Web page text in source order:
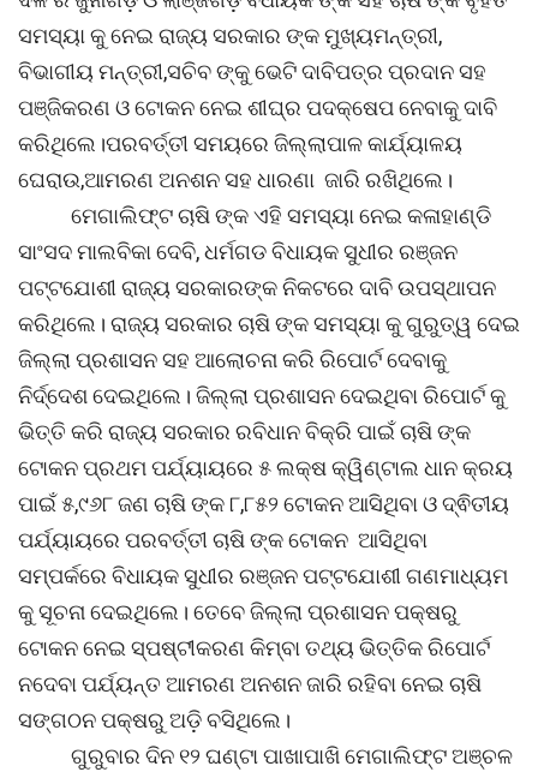
ସମସ୍ୟା କୁ ନେଇ ରାଜ୍ୟ ସରକାର ଙ୍କ ମୁଖ୍ୟମନ୍ତ୍ରୀ,
ବିଭାଗୀୟ ମନ୍ତ୍ରୀ,ସଚିବ ଙ୍କୁ ଭେଟି ଦାବିପତ୍ର ପ୍ରଦାନ ସହ
ପଞ୍ଜିକରଣ ଓ ଟୋକନ ନେଇ ଶୀଘ୍ର ପଦକ୍ଷେପ ନେବାକୁ ଦାବି
କରିଥିଲେ।ପରବର୍ତ୍ତୀ ସମୟରେ ଜିଲ୍ଲାପାଳ କାର୍ଯ୍ୟାଳୟ
ଘେରାଉ,ଆମରଣ ଅନଶନ ସହ ଧାରଣା ଜାରି ରଖିଥିଲେ।
ମେଗାଲିଫ୍ଟ ଚାଷି ଙ୍କ ଏହି ସମସ୍ୟା ନେଇ କଳାହାଣ୍ଡି
ସାଂସଦ ମାଲବିକା ଦେବି, ଧର୍ମଗଡ ବିଧାୟକ ସୁଧୀର ରଞ୍ଜନ
ପଟ୍ଟଯୋଶୀ ରାଜ୍ୟ ସରକାରଙ୍କ ନିକଟରେ ଦାବି ଉପସ୍ଥାପନ
କରିଥିଲେ। ରାଜ୍ୟ ସରକାର ଚାଷି ଙ୍କ ସମସ୍ୟା କୁ ଗୁରୁତ୍ୱ ଦେଇ
ଜିଲ୍ଲା ପ୍ରଶାସନ ସହ ଆଲୋଚନା କରି ରିପୋର୍ଟ ଦେବାକୁ
ନିର୍ଦ୍ଦେଶ ଦେଇଥିଲେ। ଜିଲ୍ଲା ପ୍ରଶାସନ ଦେଇଥିବା ରିପୋର୍ଟ କୁ
ଭିତ୍ତି କରି ରାଜ୍ୟ ସରକାର ରବିଧାନ ବିକ୍ରି ପାଇଁ ଚାଷି ଙ୍କ
ଟୋକନ ପ୍ରଥମ ପର୍ଯ୍ୟାୟରେ ୫ ଲକ୍ଷ କ୍ୱିଣ୍ଟାଲ ଧାନ କ୍ରୟ
ପାଇଁ ୫,୯୬୮ ଜଣ ଚାଷି ଙ୍କ ୮,୮୫୨ ଟୋକନ ଆସିଥିବା ଓ ଦ୍ଵିତୀୟ
ପର୍ଯ୍ୟାୟରେ ପରବର୍ତ୍ତୀ ଚାଷି ଙ୍କ ଟୋକନ ଆସିଥିବା
ସମ୍ପର୍କରେ ବିଧାୟକ ସୁଧୀର ରଞ୍ଜନ ପଟ୍ଟଯୋଶୀ ଗଣମାଧ୍ୟମ
କୁ ସୂଚନା ଦେଇଥିଲେ। ତେବେ ଜିଲ୍ଲା ପ୍ରଶାସନ ପକ୍ଷରୁ
ଟୋକନ ନେଇ ସ୍ପଷ୍ଟୀକରଣ କିମ୍ବା ତଥ୍ୟ ଭିତ୍ତିକ ରିପୋର୍ଟ
ନଦେବା ପର୍ଯ୍ୟନ୍ତ ଆମରଣ ଅନଶନ ଜାରି ରହିବା ନେଇ ଚାଷି
ସଙ୍ଗଠନ ପକ୍ଷରୁ ଅଡ଼ି ବସିଥିଲେ।
ଗୁରୁବାର ଦିନ ୧୨ ଘଣ୍ଟା ପାଖାପାଖି ମେଗାଲିଫ୍ଟ ଅଞ୍ଚଳ